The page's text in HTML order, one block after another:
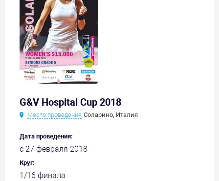
G&V Hospital Cup 2018
Место проведения Соларино, Италия
Дата проведения:
с 27 февраля 2018
Круг:
1/16 финала